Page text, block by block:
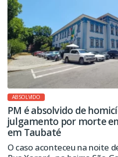
ABSOLVIDO
PM é absolvido de
julgamento por morte
em Taubaté
O caso aconteceu na noite